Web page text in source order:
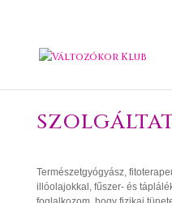
Természetgyógyász,
illóolajokkal, fűszer- és